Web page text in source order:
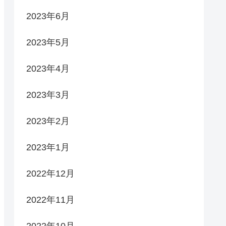
2023年6月
2023年5月
2023年4月
2023年3月
2023年2月
2023年1月
2022年12月
2022年11月